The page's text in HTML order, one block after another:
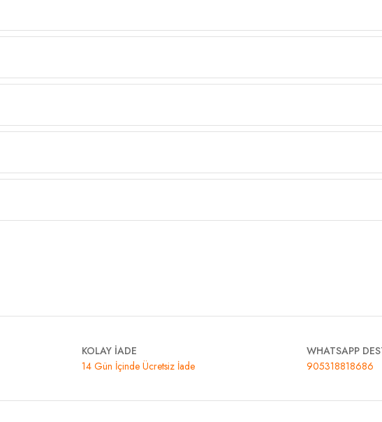
KOLAY İADE
14 Gün İçinde Ücretsiz İade
WHATSAPP
905318818686